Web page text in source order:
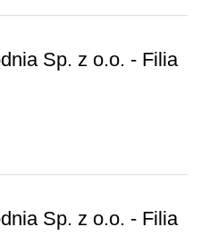
Sp. z o.o. - Filia
Sp. z o.o. - Filia